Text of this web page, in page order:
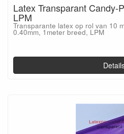
Latex Transparant Candy-
LPM
Transparante latex op rol van 10
0.40mm, 1meter breed, LPM